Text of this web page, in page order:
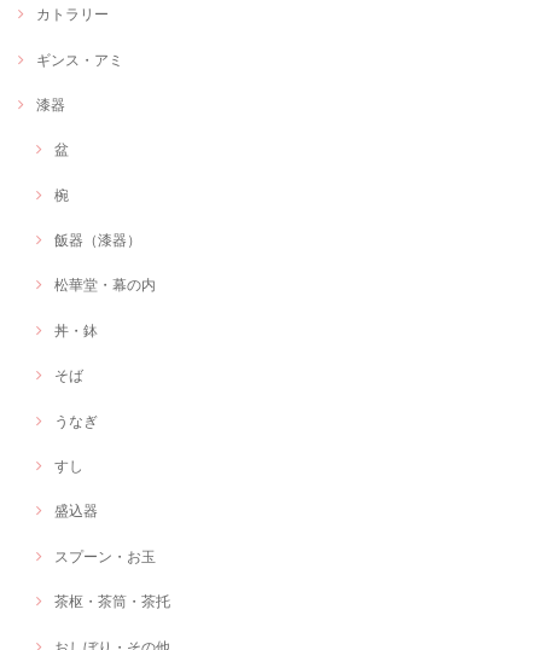
カトラリー
ギンス・アミ
漆器
盆
椀
飯器（漆器）
松華堂・幕の内
丼・鉢
そば
うなぎ
すし
盛込器
スプーン・お玉
茶枢・茶筒・茶托